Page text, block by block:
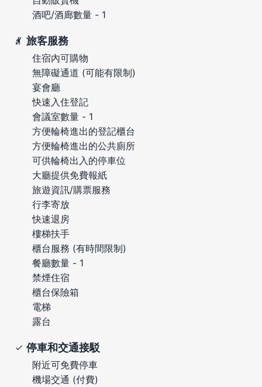
酒吧/酒廊數量 - 1
旅客服務
住宿內可購物
無障礙通道 (可能有限制)
宴會廳
快速入住登記
會議室數量 - 1
方便輪椅進出的登記櫃台
方便輪椅進出的公共廁所
可供輪椅出入的停車位
大廳提供免費報紙
旅遊資訊/購票服務
行李寄放
快速退房
樓梯扶手
櫃台服務 (有時間限制)
餐廳數量 - 1
禁煙住宿
櫃台保險箱
電梯
露台
停車和交通接駁
附近可免費停車
機場交通 (付費)